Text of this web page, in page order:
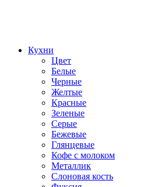
Кухни
Цвет
Белые
Черные
Желтые
Красные
Зеленые
Серые
Бежевые
Глянцевые
Кофе с молоком
Металлик
Слоновая кость